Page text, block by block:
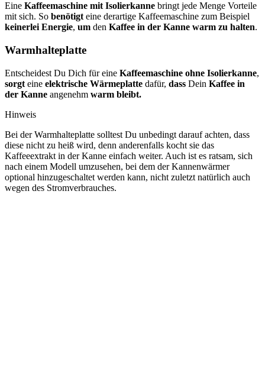
Eine Kaffeemaschine mit Isolierkanne bringt jede Menge Vorteile
mit sich. So benötigteine derartige Kaffeemaschine zum Beispiel
keinerlei Energie, um den Kaffee in der Kanne warm zu halten.
Warmhalteplatte
Entscheidest Du Dich für eine Kaffeemaschine ohne Isolierkanne,
sorgt eine elektrische Wärmeplatte dafür, dass Dein Kaffee in
der Kanne angenehm warm bleibt.
Hinweis
Bei der Warmhalteplatte solltest Du unbedingt darauf achten, dass
diese nicht zu heiß wird, denn anderenfalls kocht sie das
Kaffeeextrakt in der Kanne einfach weiter. Auch ist es ratsam, sich
nach einem Modell umzusehen, bei dem der Kannenwärmer
optional hinzugeschaltet werden kann, nicht zuletzt natürlich auch
wegen des Stromverbrauches.